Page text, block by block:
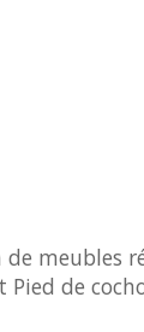
meubles
de